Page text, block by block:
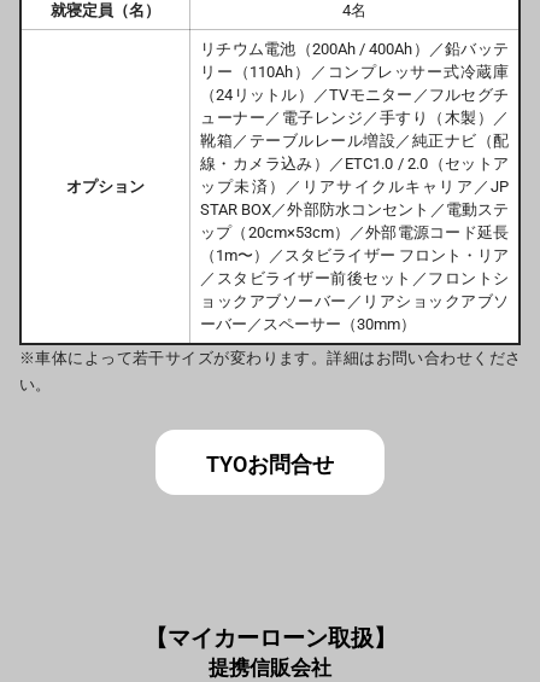
就寝定員（名） 4名
オプション
リチウム電池（200Ah / 400Ah）／鉛バッテ
リー（110Ah）／コンプレッサー式冷蔵庫
（24リットル）／TVモニター／フルセグチ
ューナー／電子レンジ／手すり（木製）／
靴箱／テーブルレール増設／純正ナビ（配
線・カメラ込み）／ETC1.0 / 2.0（セットア
ップ未済）／リアサイクルキャリア／JP
STAR BOX／外部防水コンセント／電動ステ
ップ（20cm×53cm）／外部電源コード延長
（1m〜）／スタビライザー フロント・リア
／スタビライザー前後セット／フロントシ
ョックアブソーバー／リアショックアブソ
ーバー／スペーサー（30mm）
※車体によって若干サイズが変わります。詳細はお問い合わせくださ
い。
TYOお問合せ
【マイカーローン取扱】
提携信販会社